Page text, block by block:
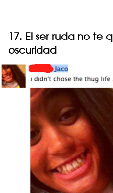
17. El ser ruda no te
oscuridad